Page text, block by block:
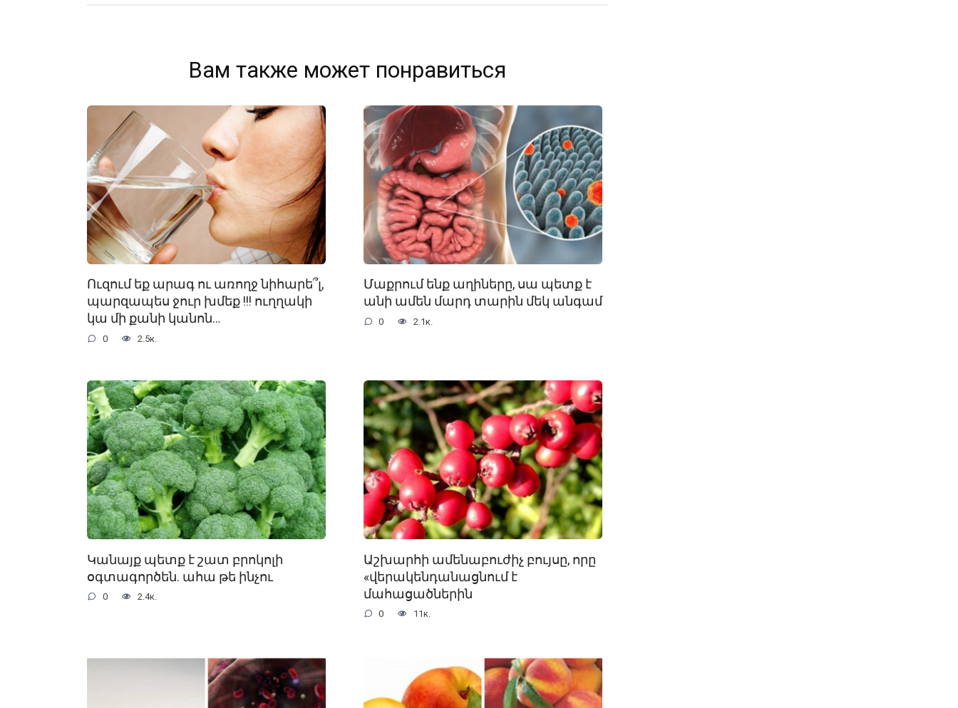
Вам также может понравиться
Ուզում եք արագ ու առողջ նիհարե՞լ,
պարզապես ջուր խմեք !!! ուղղակի
կա մի քանի կանոն…
0 2.5к.
Մաքրում ենք աղիները, սա պետք է
անի ամեն մարդ տարին մեկ անգամ
0 2.1к.
Կանայք պետք է շատ բրոկոլի
օգտագործեն. ահա թե ինչու
0 2.4к.
Աշխարհի ամենաբուժիչ բույսը, որը
«վերակենդանացնում է
մահացածներին
0 11к.